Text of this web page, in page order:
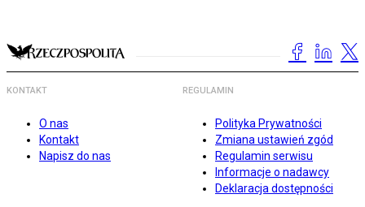
KONTAKT
O nas
Kontakt
Napisz do nas
REGULAMIN
Polityka Prywatności
Zmiana ustawień zgód
Regulamin serwisu
Informacje o nadawcy
Deklaracja dostępności